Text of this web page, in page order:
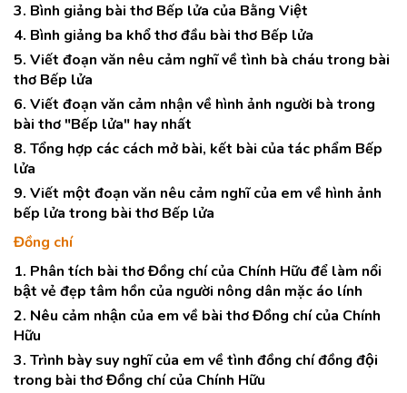
3. Bình giảng bài thơ Bếp lửa của Bằng Việt
4. Bình giảng ba khổ thơ đầu bài thơ Bếp lửa
5. Viết đoạn văn nêu cảm nghĩ về tình bà cháu trong bài
thơ Bếp lửa
6. Viết đoạn văn cảm nhận về hình ảnh người bà trong
bài thơ "Bếp lửa" hay nhất
8. Tổng hợp các cách mở bài, kết bài của tác phẩm Bếp
lửa
9. Viết một đoạn văn nêu cảm nghĩ của em về hình ảnh
bếp lửa trong bài thơ Bếp lửa
Đồng chí
1. Phân tích bài thơ Đồng chí của Chính Hữu để làm nổi
bật vẻ đẹp tâm hồn của người nông dân mặc áo lính
2. Nêu cảm nhận của em về bài thơ Đồng chí của Chính
Hữu
3. Trình bày suy nghĩ của em về tình đồng chí đồng đội
trong bài thơ Đồng chí của Chính Hữu